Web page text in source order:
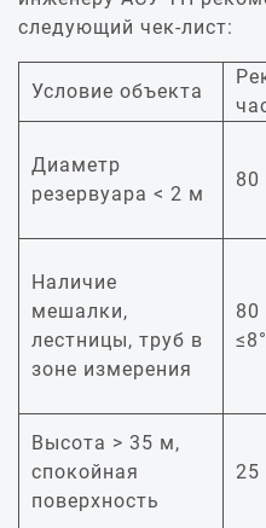
следующий чек‑лист:
Условие объекта
Диаметр
резервуара < 2 м
80
Наличие
мешалки,
лестницы, труб в
зоне измерения
80
Высота > 35 м,
спокойная
поверхность
25